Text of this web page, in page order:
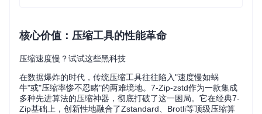
核心价值：压缩工具的性能革命
压缩速度慢？试试这些黑科技
在数据爆炸的时代，传统压缩工具往往陷入"速度慢如蜗
牛"或"压缩率惨不忍睹"的两难境地。7-Zip-zstd作为一款集成
多种先进算法的压缩神器，彻底打破了这一困局。它在经典7-
Zip基础上，创新性地融合了Zstandard、Brotli等顶级压缩算